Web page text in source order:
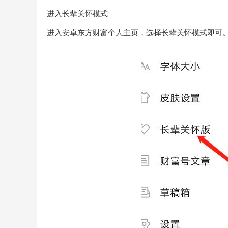
进入长辈关怀模式
进入安卓东方财富个人主页，选择长辈关怀模式即可